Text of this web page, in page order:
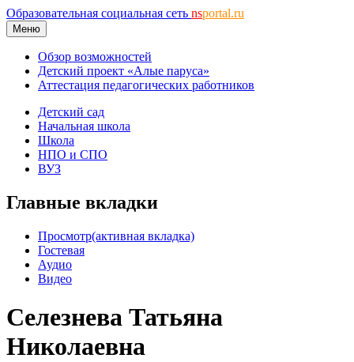
Образовательная социальная сеть nsportal.ru
Меню
Обзор возможностей
Детский проект «Алые паруса»
Аттестация педагогических работников
Детский сад
Начальная школа
Школа
НПО и СПО
ВУЗ
Главные вкладки
Просмотр(активная вкладка)
Гостевая
Аудио
Видео
Селезнева Татьяна
Николаевна